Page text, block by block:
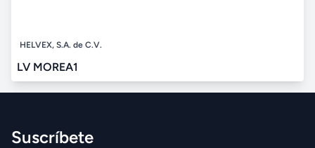
HELVEX, S.A. de C.V.
LV MOREA1
Suscríbete